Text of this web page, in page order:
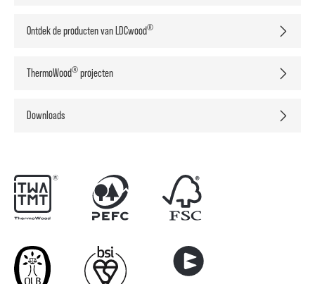
Ontdek de producten van LDCwood®
ThermoWood® projecten
Downloads